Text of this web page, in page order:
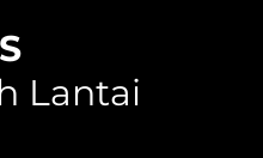
Classic Cedar
150C
Lantai